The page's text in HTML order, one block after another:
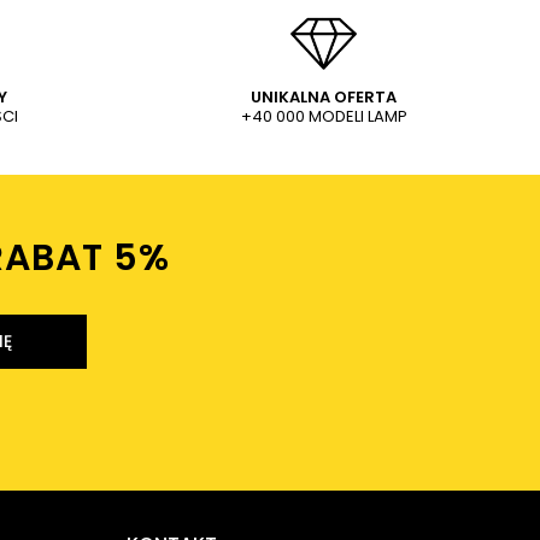
UNIKALNA OFERTA
+40 000 MODELI LAMP
5%ㅤ